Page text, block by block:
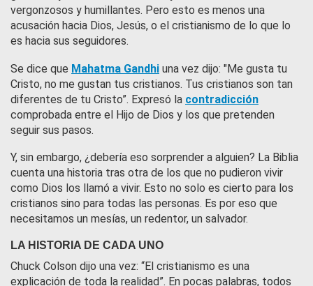
vergonzosos y humillantes. Pero esto es menos una
acusación hacia Dios, Jesús, o el cristianismo de lo que lo
es hacia sus seguidores.
Se dice que Mahatma Gandhi una vez dijo: "Me gusta tu
Cristo, no me gustan tus cristianos. Tus cristianos son tan
diferentes de tu Cristo”. Expresó la contradicción
comprobada entre el Hijo de Dios y los que pretenden
seguir sus pasos.
Y, sin embargo, ¿debería eso sorprender a alguien? La Biblia
cuenta una historia tras otra de los que no pudieron vivir
como Dios los llamó a vivir. Esto no solo es cierto para los
cristianos sino para todas las personas. Es por eso que
necesitamos un mesías, un redentor, un salvador.
LA HISTORIA DE CADA UNO
Chuck Colson dijo una vez: “El cristianismo es una
explicación de toda la realidad”. En pocas palabras, todos